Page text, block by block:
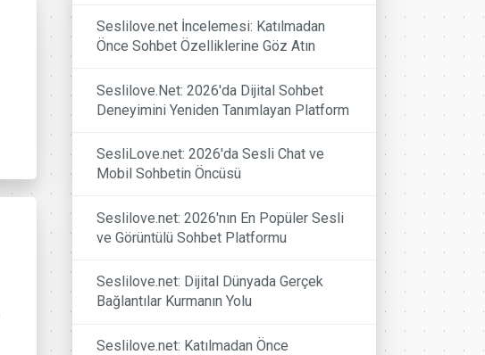
Seslilove.net İncelemesi: Katılmadan
Önce Sohbet Özelliklerine Göz Atın
Seslilove.Net: 2026'da Dijital Sohbet
Deneyimini Yeniden Tanımlayan Platform
SesliLove.net: 2026'da Sesli Chat ve
Mobil Sohbetin Öncüsü
Seslilove.net: 2026'nın En Popüler Sesli
ve Görüntülü Sohbet Platformu
Seslilove.net: Dijital Dünyada Gerçek
Bağlantılar Kurmanın Yolu
Seslilove.net: Katılmadan Önce